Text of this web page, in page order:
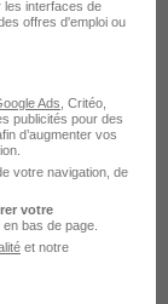
il y a 24 jours
les interfaces de
offres d'emploi ou
Ads , Critéo,
publicités pour des
d’augmenter vos
votre navigation, de
votre
en bas de page.
et notre